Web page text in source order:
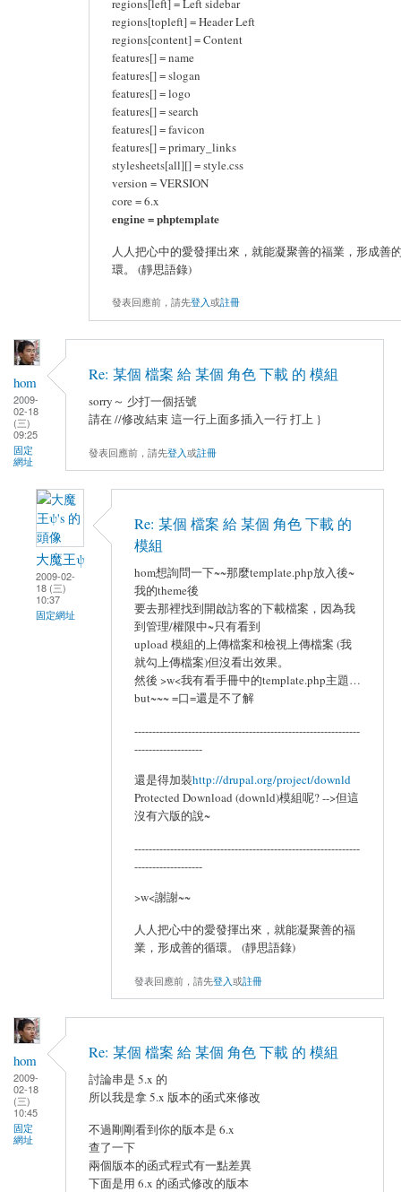
regions[left] = Left sidebar
regions[topleft] = Header Left
regions[content] = Content
features[] = name
features[] = slogan
features[] = logo
features[] = search
features[] = favicon
features[] = primary_links
stylesheets[all][] = style.css
version = VERSION
core = 6.x
engine = phptemplate
人人把心中的愛發揮出來，就能凝聚善的福業，形成善
環。 (靜思語錄)
發表回應前，請先登入或註冊
hom
2009-
02-18
(三)
09:25
固定
網址
Re: 某個 檔案 給 某個 角色 下載 的 模組
sorry～ 少打一個括號
請在 //修改結束 這一行上面多插入一行 打上 }
發表回應前，請先登入或註冊
大魔王ψ
2009-02-
18 (三)
10:37
固定網址
Re: 某個 檔案 給 某個 角色 下載 的
模組
hom想詢問一下~~那麼template.php放入後~
我的theme後
要去那裡找到開啟訪客的下載檔案，因為我
到管理/權限中~只有看到
upload 模組的上傳檔案和檢視上傳檔案 (我
就勾上傳檔案)但沒看出效果。
然後 >w<我有看手冊中的template.php主題…
but~~~ =口=還是不了解
---------------------------------------------------------------
-------------------
還是得加裝http://drupal.org/project/downld
Protected Download (downld)模組呢? -->但這
沒有六版的說~
---------------------------------------------------------------
-------------------
>w<謝謝~~
人人把心中的愛發揮出來，就能凝聚善的福
業，形成善的循環。 (靜思語錄)
發表回應前，請先登入或註冊
hom
2009-
02-18
(三)
10:45
固定
網址
Re: 某個 檔案 給 某個 角色 下載 的 模組
討論串是 5.x 的
所以我是拿 5.x 版本的函式來修改
不過剛剛看到你的版本是 6.x
查了一下
兩個版本的函式程式有一點差異
下面是用 6.x 的函式修改的版本